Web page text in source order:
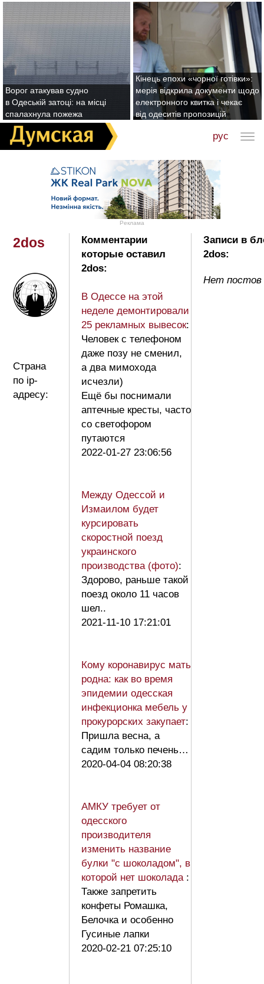
Ворог атакував судно
в Одеській затоці: на місці
спалахнула пожежа
Кінець епохи «чорної готівки»:
мерія відкрила документи щодо
електронного квитка і чекає
від одеситів пропозицій
рус
Реклама
2dos
Страна
по ip-
адресу:
Комментарии
которые оставил
2dos:
В Одессе на этой
неделе демонтировали
25 рекламных вывесок:
Человек с телефоном
даже позу не сменил,
а два мимохода
исчезли)
Ещё бы поснимали
аптечные кресты, часто
со светофором
путаются
2022-01-27 23:06:56
Между Одессой и
Измаилом будет
курсировать
скоростной поезд
украинского
производства (фото):
Здорово, раньше такой
поезд около 11 часов
шел..
2021-11-10 17:21:01
Кому коронавирус мать
родна: как во время
эпидемии одесская
инфекционка мебель у
прокурорских закупает:
Пришла весна, а
садим только печень…
2020-04-04 08:20:38
АМКУ требует от
одесского
производителя
изменить название
булки "с шоколадом", в
которой нет шоколада :
Также запретить
конфеты Ромашка,
Белочка и особенно
Гусиные лапки
2020-02-21 07:25:10
Записи в
2dos:
Нет постов